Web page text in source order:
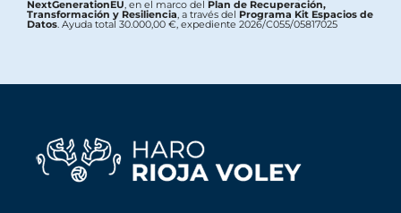
NextGenerationEU , en el marco del Plan de Recuperación,
Transformación y Resiliencia , a través del Programa Kit Espacios de
Datos . Ayuda total 30.000,00 €, expediente 2026/C055/05817025